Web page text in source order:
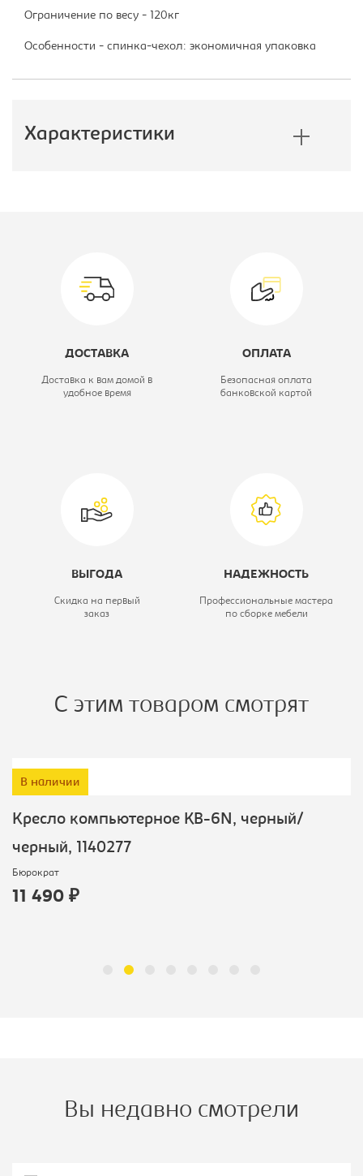
Ограничение по весу - 120кг
Особенности - спинка-чехол: экономичная упаковка
Характеристики
Кресло
Материал обивки: кож.зам
ДОСТАВКА
Доставка к вам домой в
удобное время
ОПЛАТА
Безопасная оплата
банковской картой
ВЫГОДА
Скидка на первый
заказ
НАДЕЖНОСТЬ
Профессиональные мастера
по сборке мебели
С этим товаром смотрят
В наличии
Кресло компьютерное KB-6N, черный/
черный, 1140277
Бюрократ
11 490 ₽
Вы недавно смотрели